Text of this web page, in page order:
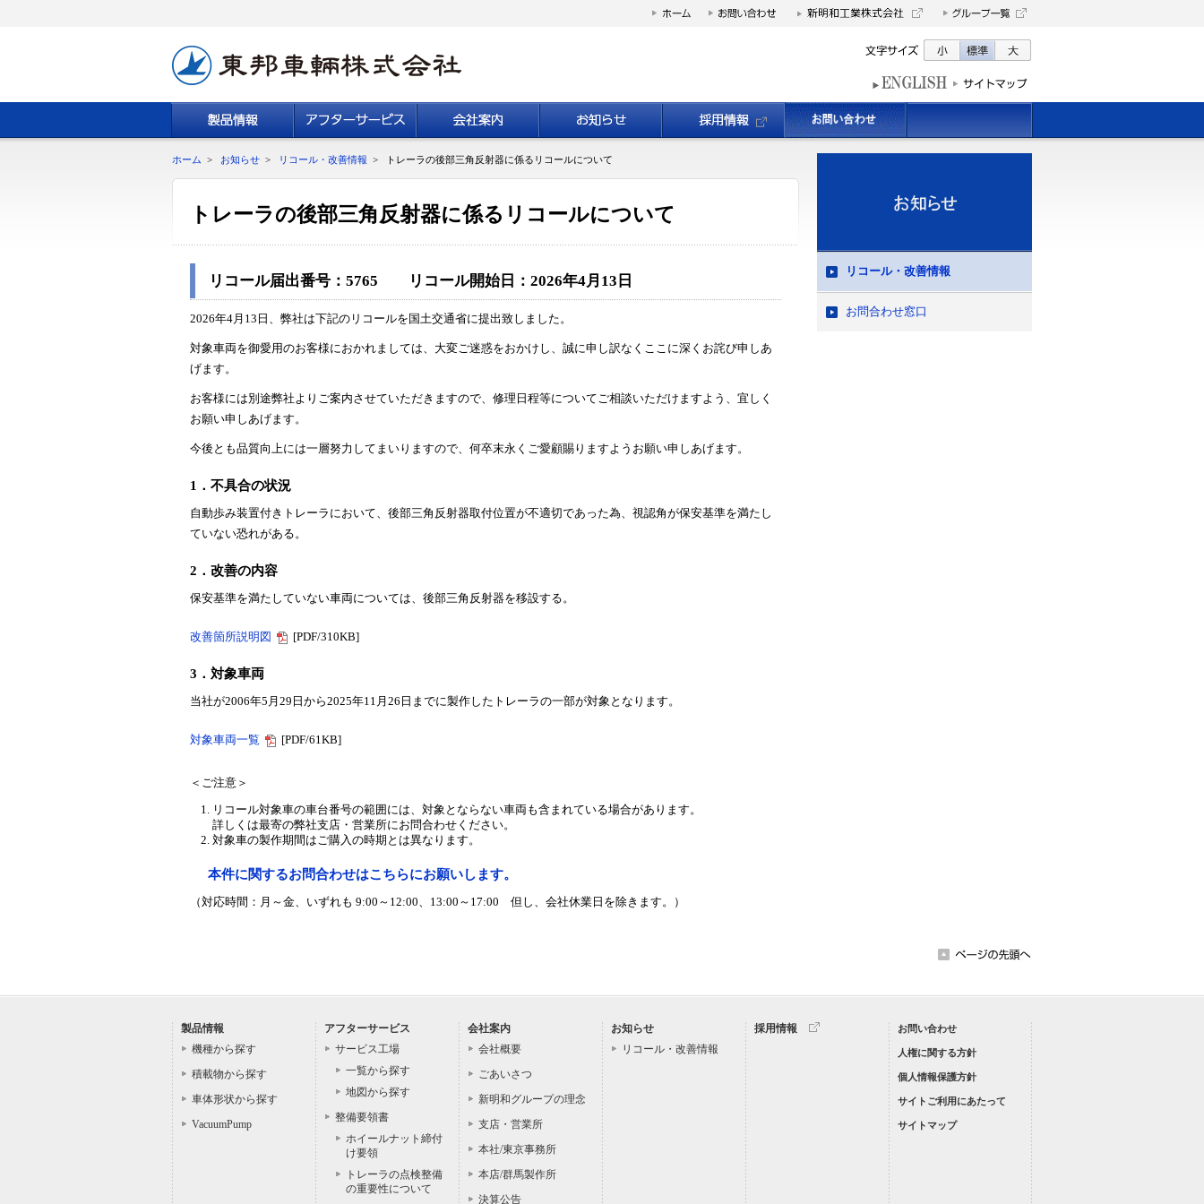
リコール・改善情報
お問合わせ窓口
ホーム > お知らせ > リコール・改善情報 > トレーラの後部三角反射器に係るリコールについて
トレーラの後部三角反射器に係るリコールについて
リコール届出番号：5765 リコール開始日：2026年4月13日
2026年4月13日、弊社は下記のリコールを国土交通省に提出致しました。
対象車両を御愛用のお客様におかれましては、大変ご迷惑をおかけし、誠に申し訳なくここに深くお詫び申しあ
げます。
お客様には別途弊社よりご案内させていただきますので、修理日程等についてご相談いただけますよう、宜しく
お願い申しあげます。
今後とも品質向上には一層努力してまいりますので、何卒末永くご愛顧賜りますようお願い申しあげます。
1．不具合の状況
自動歩み装置付きトレーラにおいて、後部三角反射器取付位置が不適切であった為、視認角が保安基準を満たし
ていない恐れがある。
2．改善の内容
保安基準を満たしていない車両については、後部三角反射器を移設する。
改善箇所説明図 [PDF/310KB]
3．対象車両
当社が2006年5月29日から2025年11月26日までに製作したトレーラの一部が対象となります。
対象車両一覧 [PDF/61KB]
＜ご注意＞
リコール対象車の車台番号の範囲には、対象とならない車両も含まれている場合があります。
詳しくは最寄の弊社支店・営業所にお問合わせください。
対象車の製作期間はご購入の時期とは異なります。
本件に関するお問合わせはこちらにお願いします。
（対応時間：月～金、いずれも 9:00～12:00、13:00～17:00 但し、会社休業日を除きます。）
製品情報
機種から探す
積載物から探す
車体形状から探す
VacuumPump
アフターサービス
サービス工場
一覧から探す
地図から探す
整備要領書
ホイールナット締付
け要領
トレーラの点検整備
の重要性について
会社案内
会社概要
ごあいさつ
新明和グループの理念
支店・営業所
本社/東京事務所
本店/群馬製作所
決算公告
お知らせ
リコール・改善情報
採用情報 お問い合わせ
人権に関する方針
個人情報保護方針
サイトご利用にあたって
サイトマップ